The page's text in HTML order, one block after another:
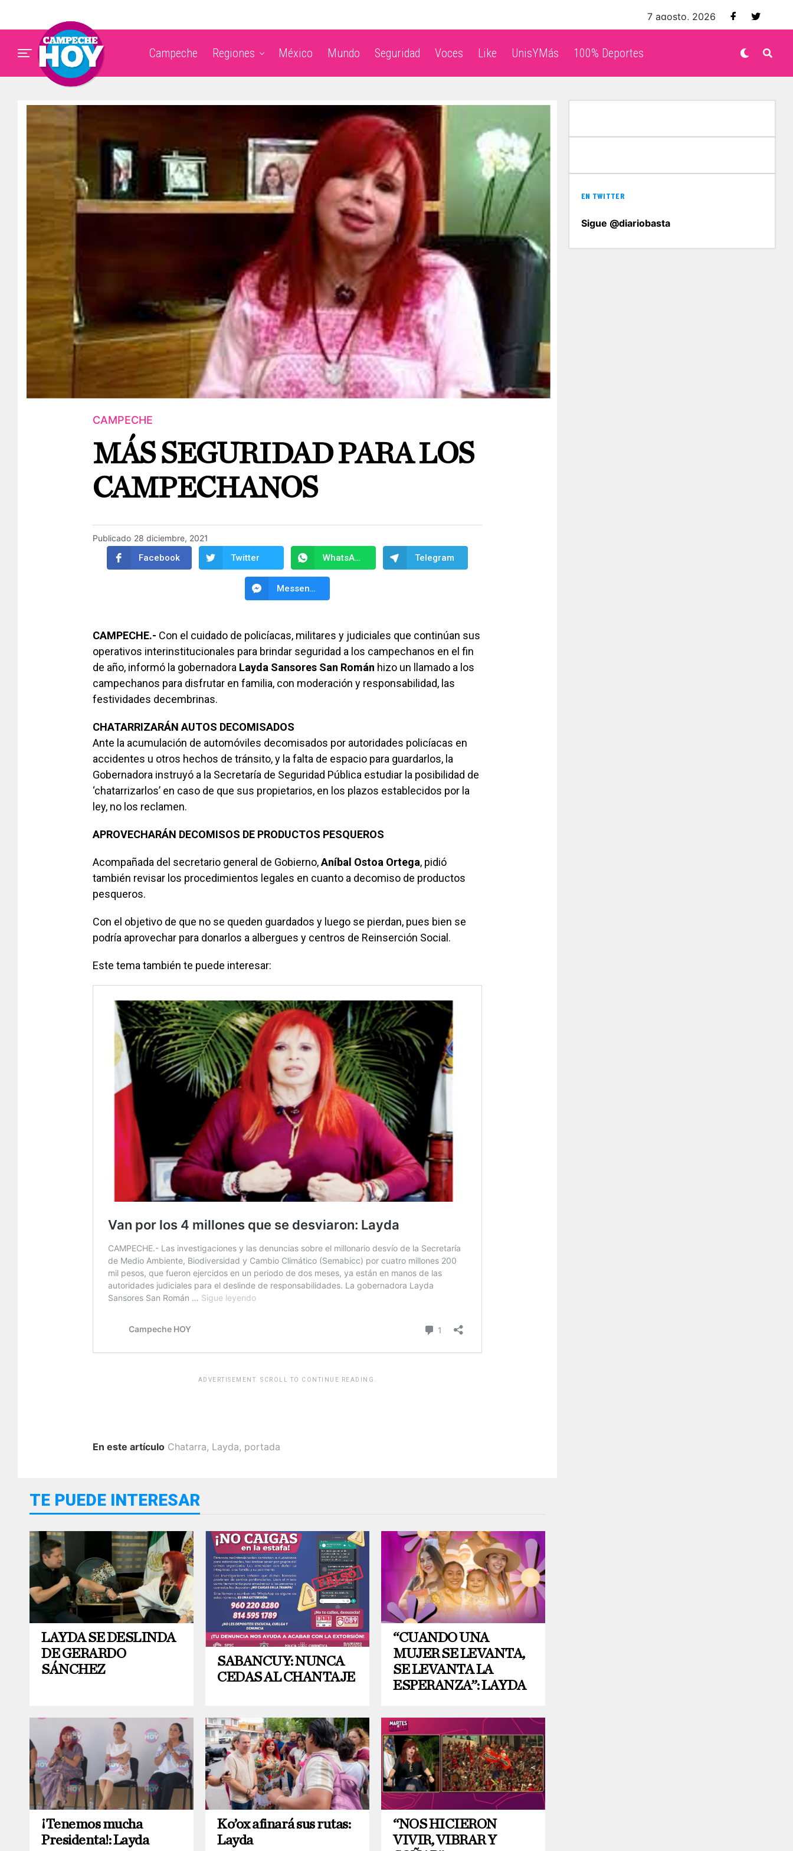
7 agosto, 2026
Campeche Regiones México Mundo Seguridad Voces Like UnisYMás 100% Deportes
CAMPECHE
MÁS SEGURIDAD PARA LOS
CAMPECHANOS
Publicado 28 diciembre, 2021
Facebook Twitter WhatsApp Telegram
Messenger
CAMPECHE.- Con el cuidado de policíacas, militares y judiciales que continúan sus
operativos interinstitucionales para brindar seguridad a los campechanos en el fin
de año, informó la gobernadora Layda Sansores San Román hizo un llamado a los
campechanos para disfrutar en familia, con moderación y responsabilidad, las
festividades decembrinas.
CHATARRIZARÁN AUTOS DECOMISADOS
Ante la acumulación de automóviles decomisados por autoridades policíacas en
accidentes u otros hechos de tránsito, y la falta de espacio para guardarlos, la
Gobernadora instruyó a la Secretaría de Seguridad Pública estudiar la posibilidad de
‘chatarrizarlos’ en caso de que sus propietarios, en los plazos establecidos por la
ley, no los reclamen.
APROVECHARÁN DECOMISOS DE PRODUCTOS PESQUEROS
Acompañada del secretario general de Gobierno,Aníbal Ostoa Ortega, pidió
también revisar los procedimientos legales en cuanto a decomiso de productos
pesqueros.
Con el objetivo de que no se queden guardados y luego se pierdan, pues bien se
podría aprovechar para donarlos a albergues y centros de Reinserción Social.
Este tema también te puede interesar:
ADVERTISEMENT. SCROLL TO CONTINUE READING.
En este artículo Chatarra, Layda, portada
TE PUEDE INTERESAR
LAYDA SE DESLINDA
DE GERARDO
SÁNCHEZ
SABANCUY: NUNCA
CEDAS AL CHANTAJE
“CUANDO UNA
MUJER SE LEVANTA,
SE LEVANTA LA
ESPERANZA”: LAYDA
¡Tenemos mucha
Presidenta!: Layda
Ko’ox afinará sus rutas:
Layda
“NOS HICIERON
VIVIR, VIBRAR Y
EN TWITTER
Sigue @diariobasta